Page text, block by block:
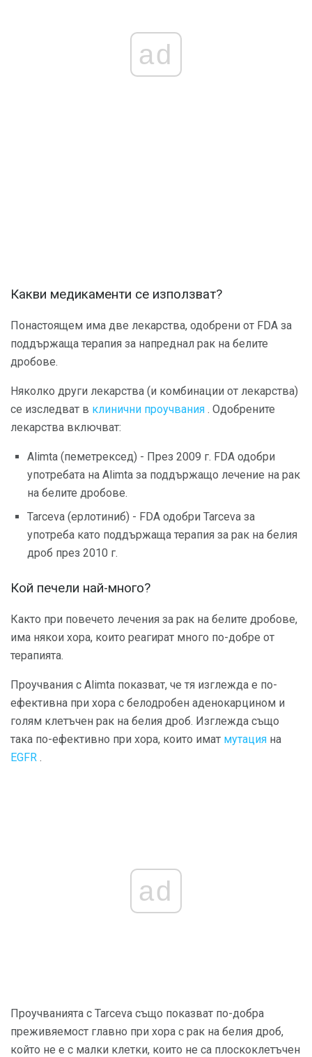
ad
Какви медикаменти се използват?
Понастоящем има две лекарства, одобрени от FDA за
поддържаща терапия за напреднал рак на белите
дробове.
Няколко други лекарства (и комбинации от лекарства)
се изследват в клинични проучвания . Одобрените
лекарства включват:
Alimta (пеметрексед) - През 2009 г. FDA одобри
употребата на Alimta за поддържащо лечение на рак
на белите дробове.
Tarceva (ерлотиниб) - FDA одобри Tarceva за
употреба като поддържаща терапия за рак на белия
дроб през 2010 г.
Кой печели най-много?
Както при повечето лечения за рак на белите дробове,
има някои хора, които реагират много по-добре от
терапията.
Проучвания с Alimta показват, че тя изглежда е по-
ефективна при хора с белодробен аденокарцином и
голям клетъчен рак на белия дроб. Изглежда също
така по-ефективно при хора, които имат мутация на
EGFR .
ad
Проучванията с Tarceva също показват по-добра
преживяемост главно при хора с рак на белия дроб,
който не е с малки клетки, които не са плоскоклетъчен